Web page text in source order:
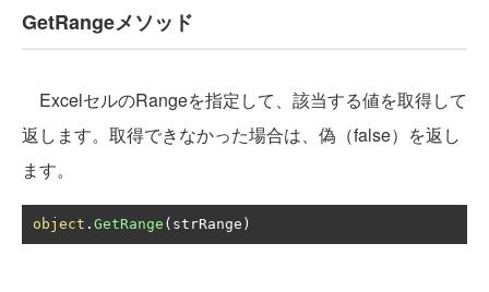
GetRangeメソッド
ExcelセルのRangeを指定して、該当する値を取得して
返します。取得できなかった場合は、偽（false）を返し
ます。
object . GetRange ( strRange )